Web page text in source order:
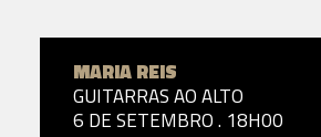
MARIA REIS
GUITARRAS AO ALTO
6 DE SETEMBRO . 18H00